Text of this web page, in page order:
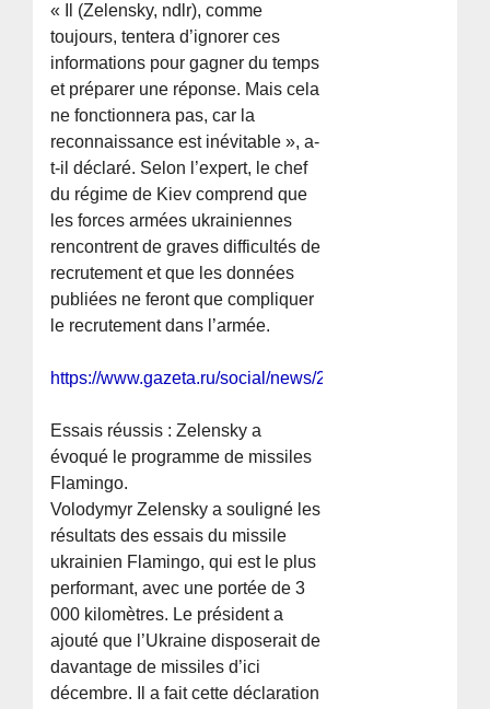
« Il (Zelensky, ndlr), comme
toujours, tentera d’ignorer ces
informations pour gagner du temps
et préparer une réponse. Mais cela
ne fonctionnera pas, car la
reconnaissance est inévitable », a-
t-il déclaré. Selon l’expert, le chef
du régime de Kiev comprend que
les forces armées ukrainiennes
rencontrent de graves difficultés de
recrutement et que les données
publiées ne feront que compliquer
le recrutement dans l’armée.
https://www.gazeta.ru/social/news/2025/08/21/
Essais réussis : Zelensky a
évoqué le programme de missiles
Flamingo.
Volodymyr Zelensky a souligné les
résultats des essais du missile
ukrainien Flamingo, qui est le plus
performant, avec une portée de 3
000 kilomètres. Le président a
ajouté que l’Ukraine disposerait de
davantage de missiles d’ici
décembre. Il a fait cette déclaration